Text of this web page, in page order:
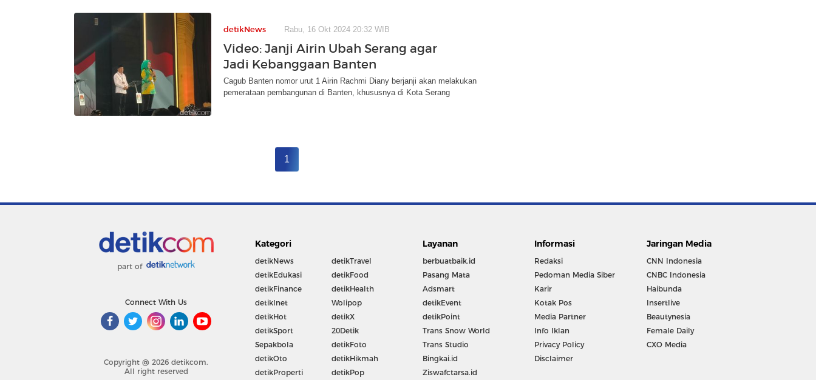
detikNews Rabu, 16 Okt 2024 20:32 WIB
Video: Janji Airin Ubah Serang agar
Jadi Kebanggaan Banten
Cagub Banten nomor urut 1 Airin Rachmi Diany berjanji akan melakukan
pemerataan pembangunan di Banten, khususnya di Kota Serang
1
part of
Connect With Us
Copyright @ 2026 detikcom.
All right reserved
Kategori
detikNews
detikEdukasi
detikFinance
detikInet
detikHot
detikSport
Sepakbola
detikOto
detikProperti
detikTravel
detikFood
detikHealth
Wolipop
detikX
20Detik
detikFoto
detikHikmah
detikPop
Layanan
berbuatbaik.id
Pasang Mata
Adsmart
detikEvent
detikPoint
Trans Snow World
Trans Studio
Bingkai.id
Ziswafctarsa.id
Informasi
Redaksi
Pedoman Media Siber
Karir
Kotak Pos
Media Partner
Info Iklan
Privacy Policy
Disclaimer
Jaringan Media
CNN Indonesia
CNBC Indonesia
Haibunda
Insertlive
Beautynesia
Female Daily
CXO Media